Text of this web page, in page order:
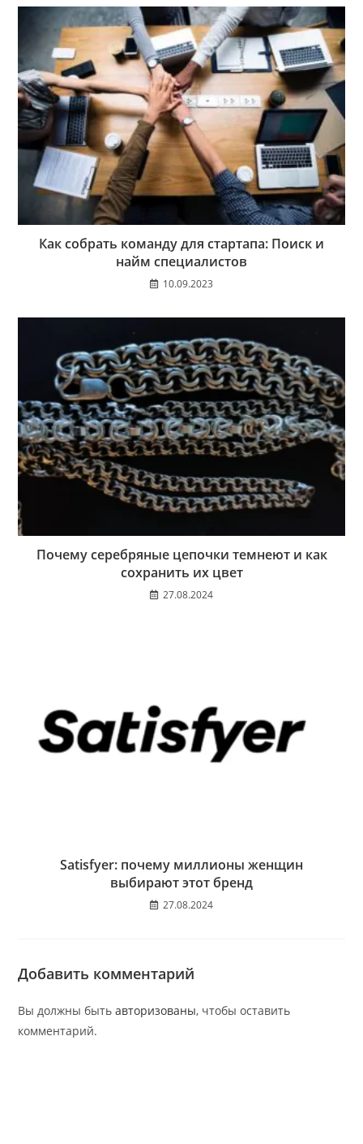
Как собрать команду для стартапа: Поиск и
найм специалистов
10.09.2023
Почему серебряные цепочки темнеют и как
сохранить их цвет
27.08.2024
Satisfyer: почему миллионы женщин
выбирают этот бренд
27.08.2024
Добавить комментарий
Вы должны бытьавторизованы, чтобы оставить
комментарий.